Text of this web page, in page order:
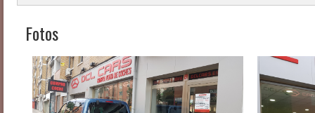
Fotos